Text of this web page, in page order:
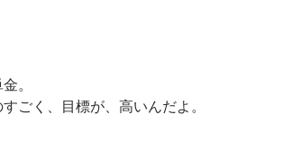
。
ごく、目標が、高いんだよ。